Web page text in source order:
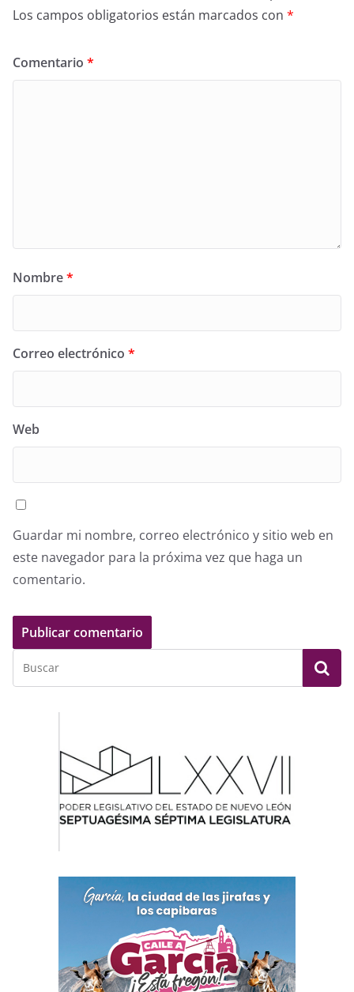
Los campos obligatorios están marcados con *
Comentario *
Nombre*
Correo electrónico *
Web
Guardar mi nombre, correo electrónico y sitio web en
este navegador para la próxima vez que haga un
comentario.